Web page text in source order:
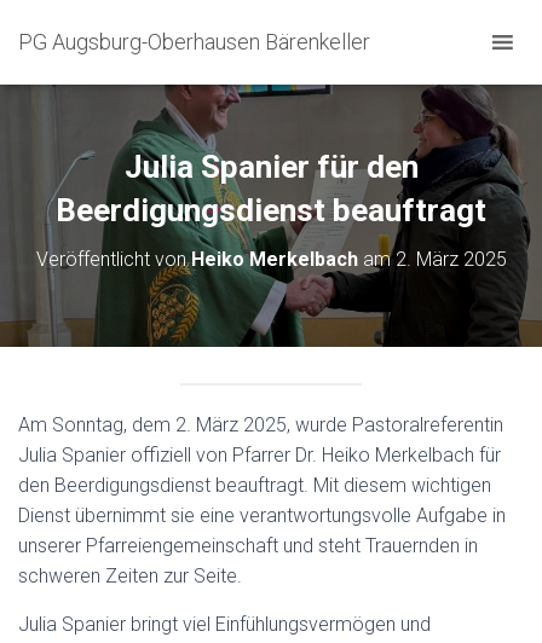
PG Augsburg-Oberhausen Bärenkeller
Julia Spanier für den
Beerdigungsdienst beauftragt
Veröffentlicht vonHeiko Merkelbacham2. März 2025
Am Sonntag, dem 2. März 2025, wurde Pastoralreferentin
Julia Spanier offiziell von Pfarrer Dr. Heiko Merkelbach für
den Beerdigungsdienst beauftragt. Mit diesem wichtigen
Dienst übernimmt sie eine verantwortungsvolle Aufgabe in
unserer Pfarreiengemeinschaft und steht Trauernden in
schweren Zeiten zur Seite.
Julia Spanier bringt viel Einfühlungsvermögen und